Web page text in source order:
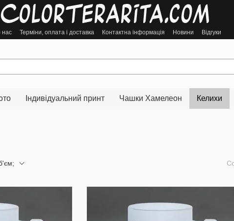
нас Терміни, оплата і доставка Контактна інформація Новини Відгуки
Індивідуальний принт Чашки Хамелеон Келихи